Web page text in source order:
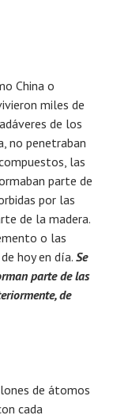
China o
miles de
de los
no penetraban
las
parte de
por las
de la madera.
o las
hoy en día. Se
parte de las
de
de átomos
cada